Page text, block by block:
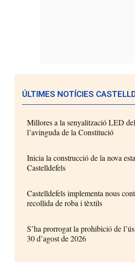
ÚLTIMES NOTÍCIES
Millores a la senyalització LED
l’avinguda de la Constitució
Inicia la construcció de la nova
Castelldefels
Castelldefels implementa nous
recollida de roba i tèxtils
S’ha prorrogat la prohibició de
30 d’agost de 2026